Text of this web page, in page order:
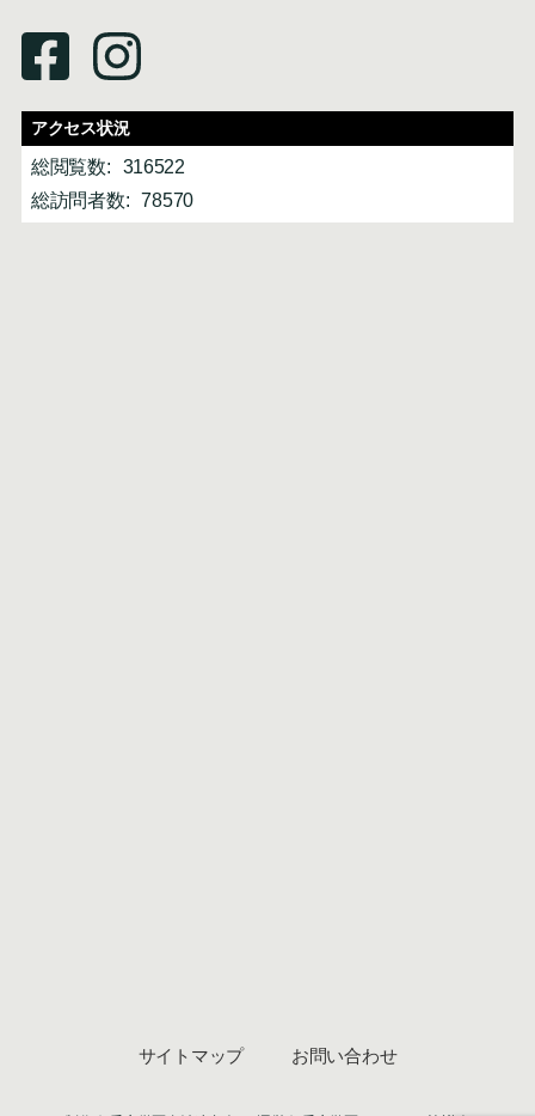
アクセス状況
総閲覧数:
316522
総訪問者数:
78570
サイトマップ お問い合わせ